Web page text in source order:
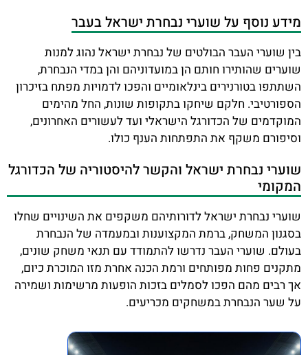
מידע נוסף על שוערי נבחרת ישראל בעבר
בין שוערי העבר הבולטים של נבחרת ישראל נהוג למנות
שוערים שהותירו חותם הן במועדוניהם והן במדי הנבחרת,
השתתפו בטורנירים בינלאומיים והפכו לדמויות מפתח בזיכרון
הספורטיבי. חלקם שיחקו בתקופות שונות, החל מהימים
המוקדמים של הכדורגל הישראלי ועד לעשורים האחרונים,
וסיפורם משקף את התפתחות הענף כולו.
שוערי נבחרת ישראל והקשר להיסטוריה של הכדורגל
המקומי
שוערי נבחרת ישראל לדורותיהם משקפים את השינויים שחלו
בסגנון המשחק, ברמת המקצוענות ובמעמדה של הנבחרת
בעולם. שוערי העבר נדרשו להתמודד עם תנאי משחק שונים,
מתקנים פחות מפותחים ורמת הכנה אחרת מזו המוכרת כיום,
אך רבים מהם הפכו לסמלים בזכות הופעות מרשימות ושמירה
על שער הנבחרת במשחקים מכריעים.